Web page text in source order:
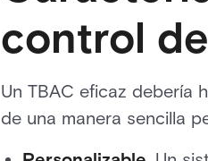
control
Un TBAC eficaz debería
de una manera sencilla